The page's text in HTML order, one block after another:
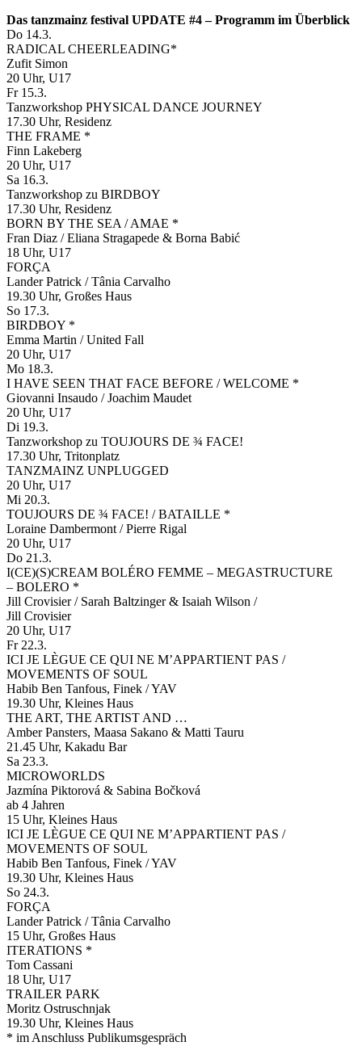
Das tanzmainz festival UPDATE #4 – Programm im Überblick
Do 14.3.
RADICAL CHEERLEADING*
Zufit Simon
20 Uhr, U17
Fr 15.3.
Tanzworkshop PHYSICAL DANCE JOURNEY
17.30 Uhr, Residenz
THE FRAME *
Finn Lakeberg
20 Uhr, U17
Sa 16.3.
Tanzworkshop zu BIRDBOY
17.30 Uhr, Residenz
BORN BY THE SEA / AMAE *
Fran Diaz / Eliana Stragapede & Borna Babić
18 Uhr, U17
FORÇA
Lander Patrick / Tânia Carvalho
19.30 Uhr, Großes Haus
So 17.3.
BIRDBOY *
Emma Martin / United Fall
20 Uhr, U17
Mo 18.3.
I HAVE SEEN THAT FACE BEFORE / WELCOME *
Giovanni Insaudo / Joachim Maudet
20 Uhr, U17
Di 19.3.
Tanzworkshop zu TOUJOURS DE ¾ FACE!
17.30 Uhr, Tritonplatz
TANZMAINZ UNPLUGGED
20 Uhr, U17
Mi 20.3.
TOUJOURS DE ¾ FACE! / BATAILLE *
Loraine Dambermont / Pierre Rigal
20 Uhr, U17
Do 21.3.
I(CE)(S)CREAM BOLÉRO FEMME – MEGASTRUCTURE
– BOLERO *
Jill Crovisier / Sarah Baltzinger & Isaiah Wilson /
Jill Crovisier
20 Uhr, U17
Fr 22.3.
ICI JE LÈGUE CE QUI NE M’APPARTIENT PAS /
MOVEMENTS OF SOUL
Habib Ben Tanfous, Finek / YAV
19.30 Uhr, Kleines Haus
THE ART, THE ARTIST AND …
Amber Pansters, Maasa Sakano & Matti Tauru
21.45 Uhr, Kakadu Bar
Sa 23.3.
MICROWORLDS
Jazmína Piktorová & Sabina Bočková
ab 4 Jahren
15 Uhr, Kleines Haus
ICI JE LÈGUE CE QUI NE M’APPARTIENT PAS /
MOVEMENTS OF SOUL
Habib Ben Tanfous, Finek / YAV
19.30 Uhr, Kleines Haus
So 24.3.
FORÇA
Lander Patrick / Tânia Carvalho
15 Uhr, Großes Haus
ITERATIONS *
Tom Cassani
18 Uhr, U17
TRAILER PARK
Moritz Ostruschnjak
19.30 Uhr, Kleines Haus
* im Anschluss Publikumsgespräch